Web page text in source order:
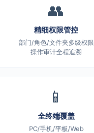
👥
精细权限管控
部门/角色/文件夹多级权限
操作审计全程追溯
📱
全终端覆盖
PC/手机/平板/Web